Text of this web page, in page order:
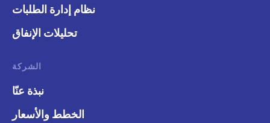
نظام إدارة الطلبات
تحليلات الإنفاق
الشركة
نبذة عنّا
الخطط والأسعار